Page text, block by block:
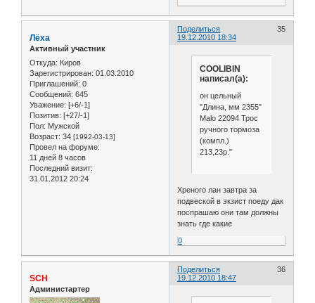
Поделиться
35
19.12.2010 18:34
Лёха
Активный участник
Откуда: Киров
Зарегистрирован: 01.03.2010
Приглашений: 0
Сообщений: 645
Уважение: [+6/-1]
Позитив: [+27/-1]
Пол: Мужской
Возраст: 34 [1992-03-13]
Провел на форуме:
11 дней 8 часов
Последний визит:
31.01.2012 20:24
COOLIBIN
написал(а):
он цельный
"Длина, мм 2355"
Malo 22094 Трос
ручного тормоза
(компл.)
213,23р."
Хреного лан завтра за
подвеской в экзист поеду дак
поспрашаю они там должны
знать где какие
0
Поделиться
36
19.12.2010 18:47
SCH
Администартер